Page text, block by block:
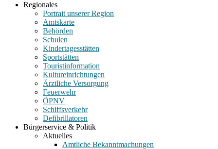
Regionales
Portrait unserer Region
Amtskarte
Behörden
Schulen
Kindertagesstätten
Sportstätten
Touristinformation
Kultureinrichtungen
Ärztliche Versorgung
Feuerwehr
ÖPNV
Schiffsverkehr
Defibrillatoren
Bürgerservice & Politik
Aktuelles
Amtliche Bekanntmachungen